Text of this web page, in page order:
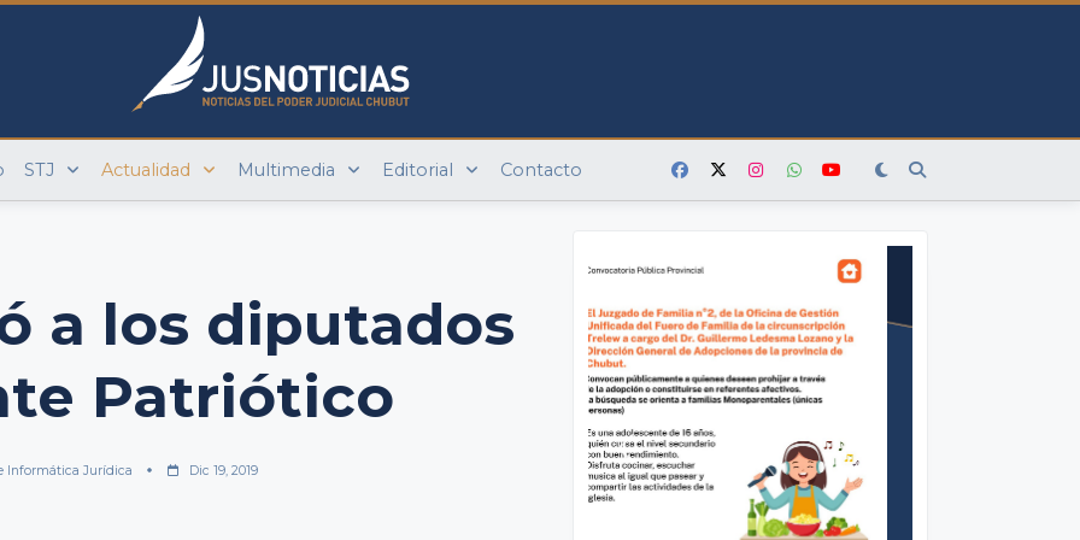
STJ Actualidad Multimedia Editorial Contacto
a los diputados
Patriótico
Informática Jurídica Dic 19, 2019